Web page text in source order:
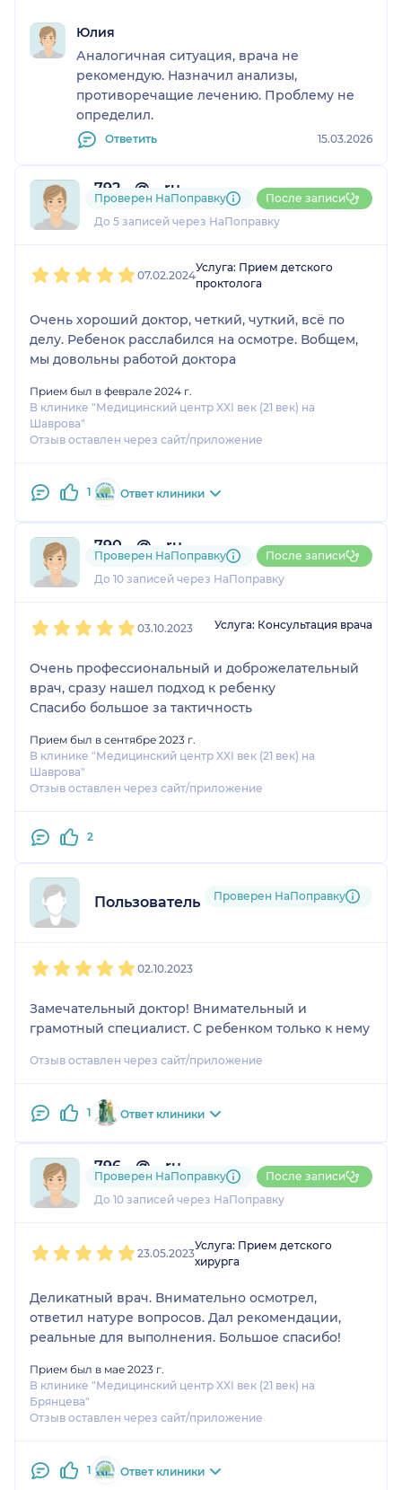
Юлия
Аналогичная ситуация, врача не
рекомендую. Назначил анализы,
противоречащие лечению. Проблему не
определил.
Ответить 15.03.2026
792....@....ru
1 отзыв
До 5 записей через НаПоправку
Проверен НаПоправку После записи
07.02.2024
Услуга: Прием детского
проктолога
Очень хороший доктор, четкий, чуткий, всё по
делу. Ребенок расслабился на осмотре. Вобщем,
мы довольны работой доктора
Прием был в феврале 2024 г.
В клинике "Медицинский центр XXI век (21 век) на
Шаврова"
Отзыв оставлен через сайт/приложение
1 Ответ клиники
790....@....ru
1 отзыв
До 10 записей через НаПоправку
Проверен НаПоправку После записи
03.10.2023 Услуга: Консультация врача
Очень профессиональный и доброжелательный
врач, сразу нашел подход к ребенку
Спасибо большое за тактичность
Прием был в сентябре 2023 г.
В клинике "Медицинский центр XXI век (21 век) на
Шаврова"
Отзыв оставлен через сайт/приложение
2
Пользователь НаПоправку
Проверен НаПоправку
02.10.2023
Замечательный доктор! Внимательный и
грамотный специалист. С ребенком только к нему
Отзыв оставлен через сайт/приложение
1 Ответ клиники
796....@....ru
3 отзыва
До 10 записей через НаПоправку
Проверен НаПоправку После записи
23.05.2023
Услуга: Прием детского
хирурга
Деликатный врач. Внимательно осмотрел,
ответил натуре вопросов. Дал рекомендации,
реальные для выполнения. Большое спасибо!
Прием был в мае 2023 г.
В клинике "Медицинский центр XXI век (21 век) на
Брянцева"
Отзыв оставлен через сайт/приложение
1 Ответ клиники